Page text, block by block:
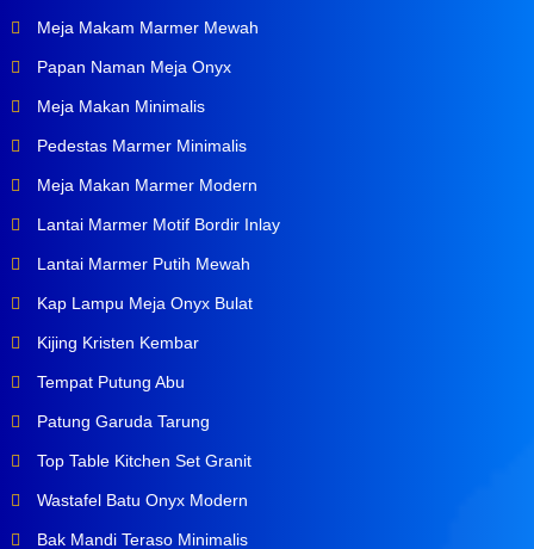
Meja Makam Marmer Mewah
Papan Naman Meja Onyx
Meja Makan Minimalis
Pedestas Marmer Minimalis
Meja Makan Marmer Modern
Lantai Marmer Motif Bordir Inlay
Lantai Marmer Putih Mewah
Kap Lampu Meja Onyx Bulat
Kijing Kristen Kembar
Tempat Putung Abu
Patung Garuda Tarung
Top Table Kitchen Set Granit
Wastafel Batu Onyx Modern
Bak Mandi Teraso Minimalis